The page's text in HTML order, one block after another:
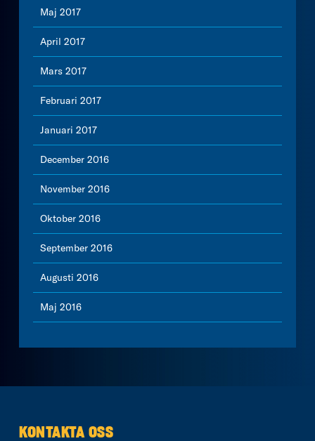
Maj 2017
April 2017
Mars 2017
Februari 2017
Januari 2017
December 2016
November 2016
Oktober 2016
September 2016
Augusti 2016
Maj 2016
KONTAKTA OSS